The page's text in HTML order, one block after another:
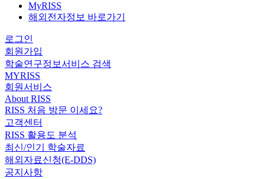
MyRISS
해외전자정보 바로가기
로그인
회원가입
학술연구정보서비스 검색
MYRISS
회원서비스
About RISS
RISS 처음 방문 이세요?
고객센터
RISS 활용도 분석
최신/인기 학술자료
해외자료신청(E-DDS)
공지사항